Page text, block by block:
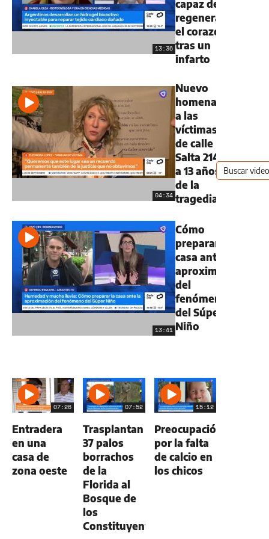
13:36
capaz de
regenerar
el corazón
tras un
infarto
04:34
Nuevo
homenaje
a las
víctimas
de calle
Salta 2141
a 13 años
de la
tragedia
13:41
Cómo
preparar la
casa ante la
aproximación
del
fenómeno
del Súper
Niño
07:26
Entradera
en una
casa de
zona oeste
07:52
Trasplantan
37 palos
borrachos
de la
Florida al
Bosque de
los
Constituyentes
15:12
Preocupación
por la falta
de calcio en
los chicos